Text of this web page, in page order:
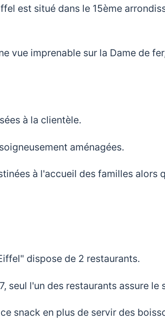
est situé dans le 15ème
vue imprenable sur la Dame de
à la clientèle.
aménagées.
à l'accueil des familles alors
dispose de 2 restaurants.
seul l'un des restaurants assure le
snack en plus de servir des